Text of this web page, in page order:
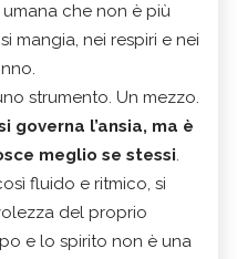
che non è più
mangia, nei respiri e nei
strumento. Un mezzo.
governa l’ansia, ma è
meglio se stessi.
fluido e ritmico, si
del proprio
e lo spirito non è una